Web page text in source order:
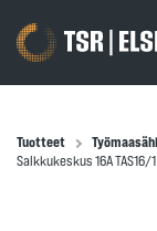
Tuotteet
Salkkukeskus 16A TAS16/1